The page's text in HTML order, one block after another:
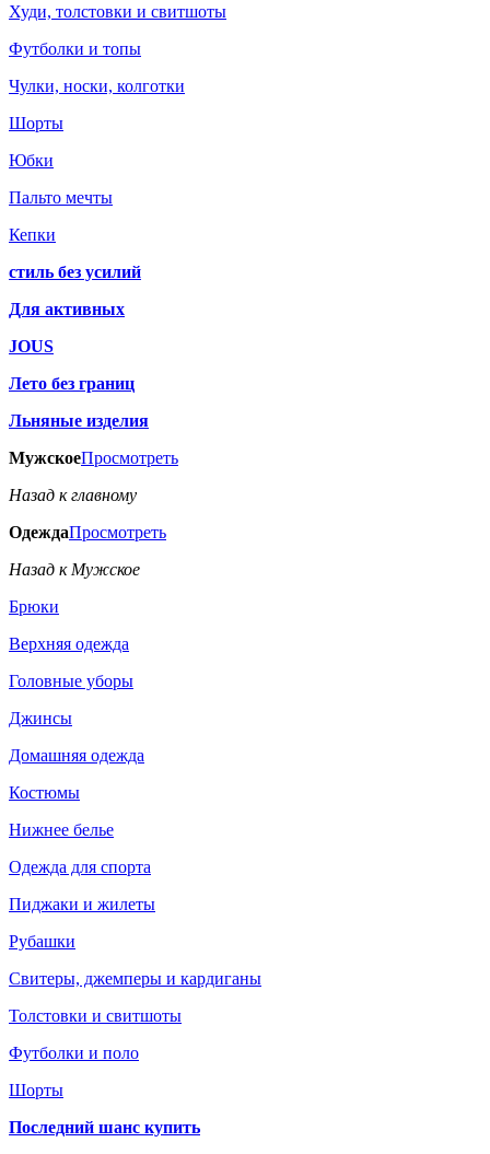
Худи, толстовки и свитшоты
Футболки и топы
Чулки, носки, колготки
Шорты
Юбки
Пальто мечты
Кепки
стиль без усилий
Для активных
JOUS
Лето без границ
Льняные изделия
МужскоеПросмотреть
Назад к главному
ОдеждаПросмотреть
Назад к Мужское
Брюки
Верхняя одежда
Головные уборы
Джинсы
Домашняя одежда
Костюмы
Нижнее белье
Одежда для спорта
Пиджаки и жилеты
Рубашки
Свитеры, джемперы и кардиганы
Толстовки и свитшоты
Футболки и поло
Шорты
Последний шанс купить